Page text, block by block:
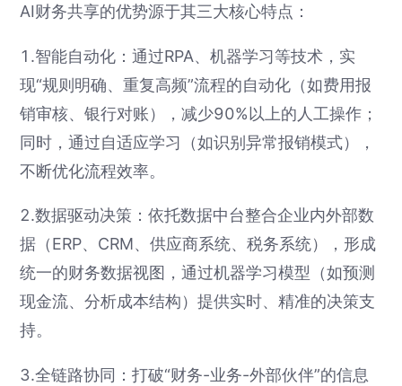
AI财务共享的优势源于其三大核心特点：
1.智能自动化：通过RPA、机器学习等技术，实
现“规则明确、重复高频”流程的自动化（如费用报
销审核、银行对账），减少90%以上的人工操作；
同时，通过自适应学习（如识别异常报销模式），
不断优化流程效率。
2.数据驱动决策：依托数据中台整合企业内外部数
据（ERP、CRM、供应商系统、税务系统），形成
统一的财务数据视图，通过机器学习模型（如预测
现金流、分析成本结构）提供实时、精准的决策支
持。
3.全链路协同：打破“财务-业务-外部伙伴”的信息